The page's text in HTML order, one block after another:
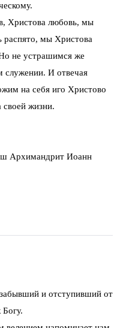
Христова любовь, мы
распято, мы Христова
не устрашимся же
служении. И отвечая
на себя иго Христово
своей жизни.
Архимандрит Иоанн
и отступивший от